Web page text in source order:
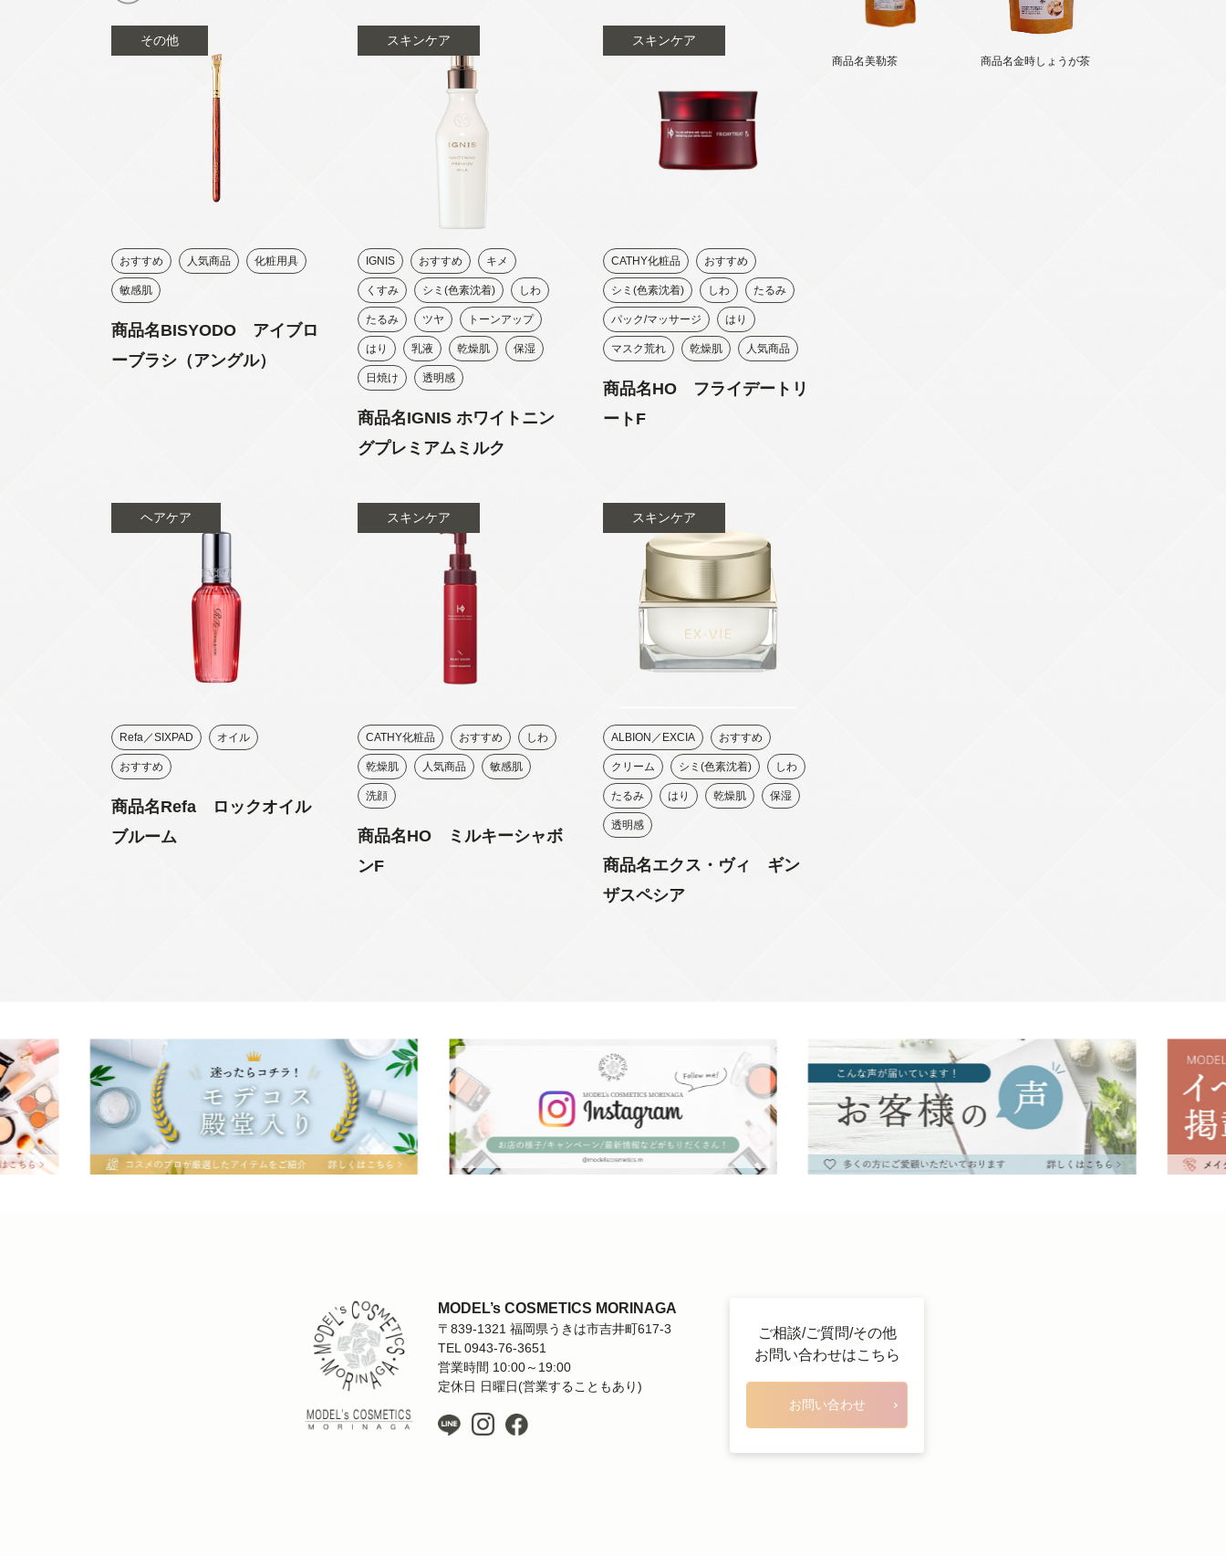
その他
おすすめ 人気商品 化粧用具
敏感肌
商品名BISYODO アイブロ
ーブラシ（アングル）
スキンケア
IGNIS おすすめ キメ
くすみ シミ(色素沈着) しわ
たるみ ツヤ トーンアップ
はり 乳液 乾燥肌 保湿
日焼け 透明感
商品名IGNIS ホワイトニン
グプレミアムミルク
スキンケア
CATHY化粧品 おすすめ
シミ(色素沈着) しわ たるみ
パック/マッサージ はり
マスク荒れ 乾燥肌 人気商品
商品名HO フライデートリ
ートF
ヘアケア
Refa／SIXPAD オイル
おすすめ
商品名Refa ロックオイル
ブルーム
スキンケア
CATHY化粧品 おすすめ しわ
乾燥肌 人気商品 敏感肌
洗顔
商品名HO ミルキーシャボ
ンF
スキンケア
ALBION／EXCIA おすすめ
クリーム シミ(色素沈着) しわ
たるみ はり 乾燥肌 保湿
透明感
商品名エクス・ヴィ ギン
ザスペシア
商品名美勒茶 商品名金時しょうが茶
MODEL’s COSMETICS MORINAGA
〒839-1321 福岡県うきは市吉井町617-3
TEL 0943-76-3651
営業時間 10:00～19:00
定休日 日曜日(営業することもあり)
ご相談/ご質問/その他
お問い合わせはこちら
お問い合わせ